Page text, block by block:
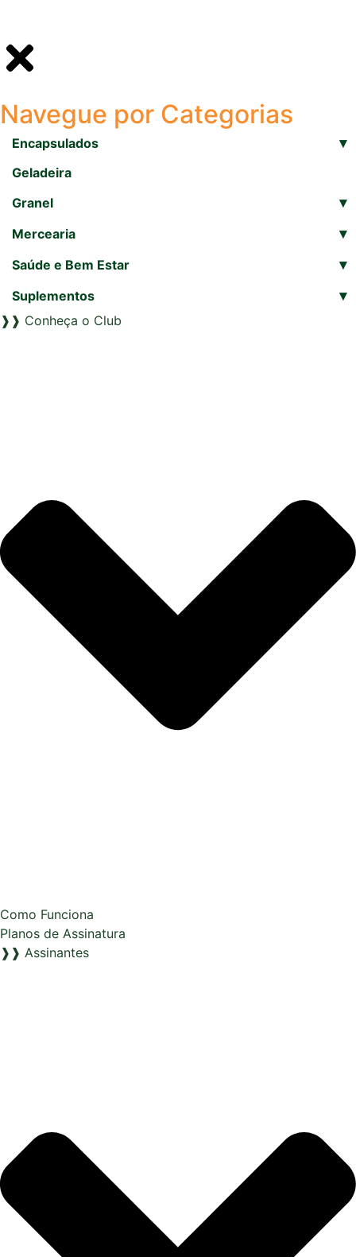
Navegue por Categorias
Encapsulados ▾
Geladeira
Granel
▾
Mercearia ▾
Saúde e Bem Estar ▾
Suplementos ▾
❱❱ Conheça o Club
Como Funciona
Planos de Assinatura
❱❱ Assinantes